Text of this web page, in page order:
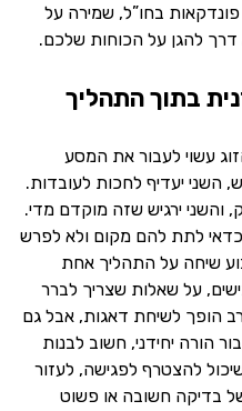
פונדקאות בחו”ל, שמירה על
דרך להגן על הכוחות שלכם.
בתוך התהליך
עשוי לעבור את המסע
יעדיף לחכות לעובדות.
ירגיש שזה מוקדם מדי.
לתת להם מקום ולא לפרש
שיחה על התהליך אחת
על שאלות שצריך לברר
הופך לשיחת דאגות, אבל גם
הורה יחידני, חשוב לבנות
להצטרף לפגישה, לעזור
בדיקה חשובה או פשוט